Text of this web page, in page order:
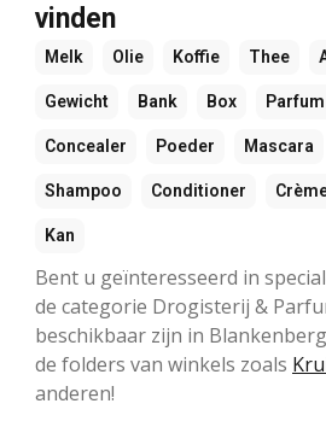
vinden
Melk Olie Koffie Thee
Gewicht Bank Box Parfum
Concealer Poeder Mascara
Shampoo Conditioner
Kan
Bent u geïnteresseerd in
de categorie Drogisterij &
beschikbaar zijn in
de folders van winkels zoals
anderen!